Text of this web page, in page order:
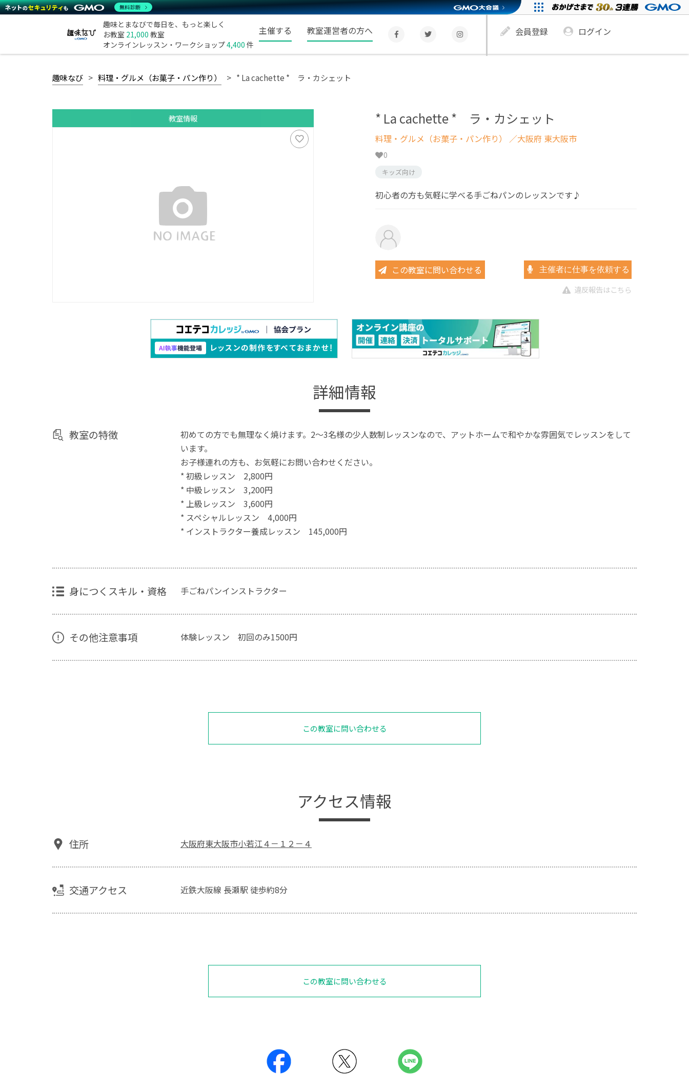
趣味とまなびで毎日を、もっと楽しく
お教室 21,000 教室
オンラインレッスン・ワークショップ4,400 件
主催する 教室運営者の方へ 会員登録 ログイン
趣味なび 料理・グルメ（お菓子・パン作り） * La cachette * ラ・カシェット
教室情報 * La cachette * ラ・カシェット
料理・グルメ（お菓子・パン作り） ／大阪府 東大阪市
0
キッズ向け
初心者の方も気軽に学べる手ごねパンのレッスンです♪
この教室に問い合わせる 主催者に仕事を依頼する
違反報告はこちら
詳細情報
教室の特徴
初めての方でも無理なく焼けます。2～3名様の少人数制レッスンなので、アットホームで和やかな雰囲気でレッスンをして
います。
お子様連れの方も、お気軽にお問い合わせください。
* 初級レッスン 2,800円
* 中級レッスン 3,200円
* 上級レッスン 3,600円
* スペシャルレッスン 4,000円
* インストラクター養成レッスン 145,000円
身につくスキル・資格 手ごねパンインストラクター
その他注意事項 体験レッスン 初回のみ1500円
この教室に問い合わせる
アクセス情報
住所 大阪府東大阪市小若江４－１２－４
交通アクセス 近鉄大阪線 長瀬駅 徒歩約8分
この教室に問い合わせる
無料診断